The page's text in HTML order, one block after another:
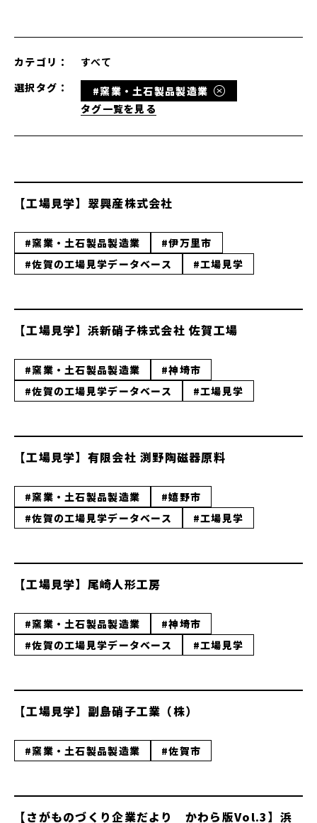
カテゴリ：
すべて
選択タグ：
#窯業・土石製品製造業
タグ一覧を見る
【工場見学】翠興産株式会社
#窯業・土石製品製造業
#伊万里市
#佐賀の工場見学データベース
#工場見学
【工場見学】浜新硝子株式会社 佐賀工場
#窯業・土石製品製造業
#神埼市
#佐賀の工場見学データベース
#工場見学
【工場見学】有限会社 渕野陶磁器原料
#窯業・土石製品製造業
#嬉野市
#佐賀の工場見学データベース
#工場見学
【工場見学】尾崎人形工房
#窯業・土石製品製造業
#神埼市
#佐賀の工場見学データベース
#工場見学
【工場見学】副島硝子工業（株）
#窯業・土石製品製造業 #佐賀市
【さがものづくり企業だより かわら版Vol.3】浜